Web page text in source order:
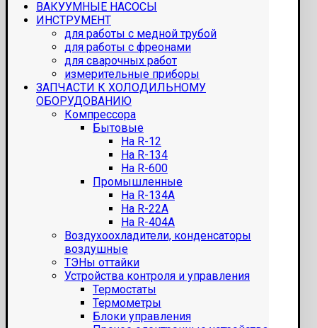
ВАКУУМНЫЕ НАСОСЫ
ИНСТРУМЕНТ
для работы с медной трубой
для работы с фреонами
для сварочных работ
измерительные приборы
ЗАПЧАСТИ К ХОЛОДИЛЬНОМУ
ОБОРУДОВАНИЮ
Компрессора
Бытовые
На R-12
На R-134
На R-600
Промышленные
На R-134A
На R-22A
На R-404A
Воздухоохладители, конденсаторы
воздушные
ТЭНы оттайки
Устройства контроля и управления
Термостаты
Термометры
Блоки управления